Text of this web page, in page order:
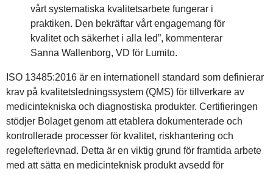
vårt systematiska kvalitetsarbete fungerar i
praktiken. Den bekräftar vårt engagemang för
kvalitet och säkerhet i alla led”, kommenterar
Sanna Wallenborg, VD för Lumito.
ISO 13485:2016 är en internationell standard som definierar
krav på kvalitetsledningssystem (QMS) för tillverkare av
medicintekniska och diagnostiska produkter. Certifieringen
stödjer Bolaget genom att etablera dokumenterade och
kontrollerade processer för kvalitet, riskhantering och
regelefterlevnad. Detta är en viktig grund för framtida arbete
med att sätta en medicinteknisk produkt avsedd för